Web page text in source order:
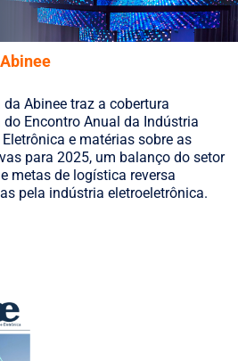
da Abinee traz a cobertura
Encontro Anual da Indústria
Eletrônica e matérias sobre as
para 2025, um balanço do setor
metas de logística reversa
pela indústria eletroeletrônica.